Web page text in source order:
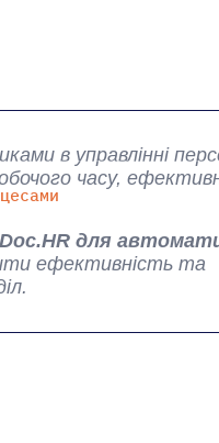
Scriptum.DMS
в управлінні
часу,
для
ефективність та